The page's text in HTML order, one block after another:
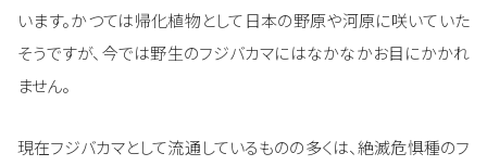
います。かつては帰化植物として日本の野原や河原に咲いていた
そうですが、今では野生のフジバカマにはなかなかお目にかかれ
ません。
現在フジバカマとして流通しているものの多くは、絶滅危惧種のフ